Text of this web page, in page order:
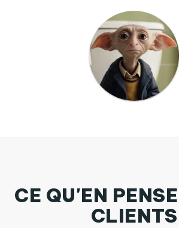
CE QU'EN
CLIENTS